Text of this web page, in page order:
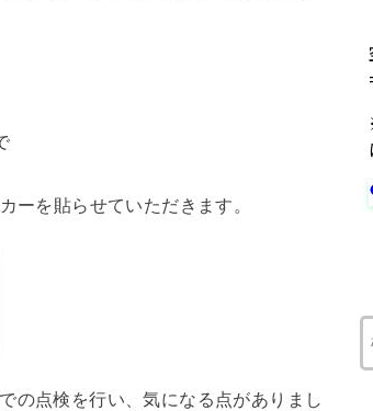
ーを貼らせていただきます。
の点検を行い、気になる点がありまし